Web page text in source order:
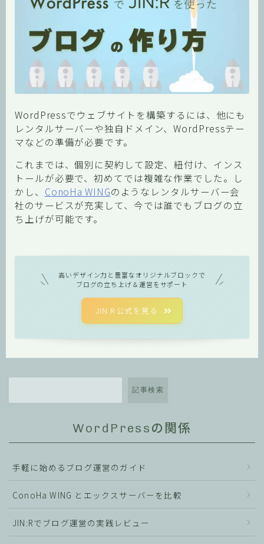
WordPressでウェブサイトを構築するには、他にも
レンタルサーバーや独自ドメイン、WordPressテー
マなどの準備が必要です。
これまでは、個別に契約して設定、紐付け、インス
トールが必要で、初めてでは複雑な作業でした。し
かし、 ConoHa WINGのようなレンタルサーバー会
社のサービスが充実して、今では誰でもブログの立
ち上げが可能です。
高いデザイン力と豊富なオリジナルブロックで
ブログの立ち上げ＆運営をサポート
JIN:R 公式を見る
記事検索
WordPressの関係
手軽に始めるブログ運営のガイド
ConoHa WING とエックスサーバーを比較
JIN:Rでブログ運営の実践レビュー